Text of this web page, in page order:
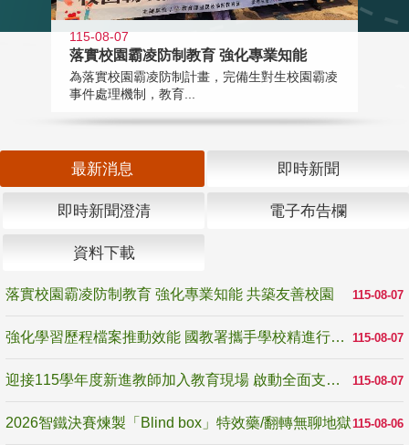
115-08-07
落實校園霸凌防制教育 強化專業知能
為落實校園霸凌防制計畫，完備生對生校園霸凌
事件處理機制，教育...
最新消息 即時新聞
即時新聞澄清 電子布告欄
資料下載
115-08-07
落實校園霸凌防制教育 強化專業知能 共築友善校園
115-08-07
強化學習歷程檔案推動效能 國教署攜手學校精進行政與教學支持
115-08-07
迎接115學年度新進教師加入教育現場 啟動全面支持陪伴
115-08-06
2026智鐵決賽煉製「Blind box」特效藥/翻轉無聊地獄